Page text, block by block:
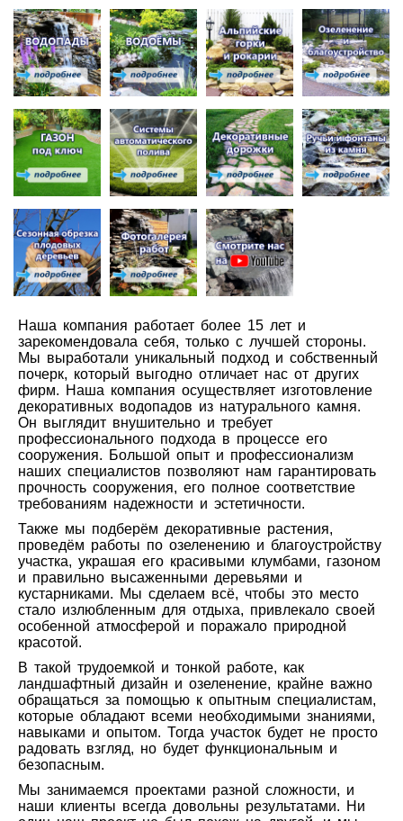
Наша компания работает более 15 лет и
зарекомендовала себя, только с лучшей стороны.
Мы выработали уникальный подход и собственный
почерк, который выгодно отличает нас от других
фирм. Наша компания осуществляет изготовление
декоративных водопадов из натурального камня.
Он выглядит внушительно и требует
профессионального подхода в процессе его
сооружения. Большой опыт и профессионализм
наших специалистов позволяют нам гарантировать
прочность сооружения, его полное соответствие
требованиям надежности и эстетичности.
Также мы подберём декоративные растения,
проведём работы по озеленению и благоустройству
участка, украшая его красивыми клумбами, газоном
и правильно высаженными деревьями и
кустарниками. Мы сделаем всё, чтобы это место
стало излюбленным для отдыха, привлекало своей
особенной атмосферой и поражало природной
красотой.
В такой трудоемкой и тонкой работе, как
ландшафтный дизайн и озеленение, крайне важно
обращаться за помощью к опытным специалистам,
которые обладают всеми необходимыми знаниями,
навыками и опытом. Тогда участок будет не просто
радовать взгляд, но будет функциональным и
безопасным.
Мы занимаемся проектами разной сложности, и
наши клиенты всегда довольны результатами. Ни